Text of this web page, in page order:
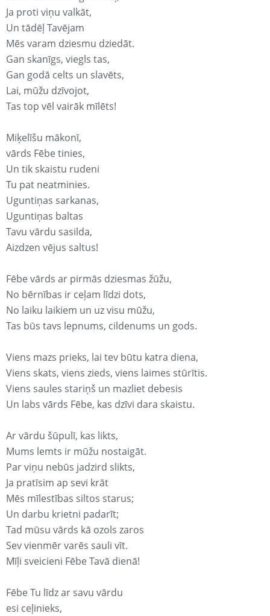
Ja proti viņu valkāt,
Un tādēļ Tavējam
Mēs varam dziesmu dziedāt.
Gan skanīgs, viegls tas,
Gan godā celts un slavēts,
Lai, mūžu dzīvojot,
Tas top vēl vairāk mīlēts!
Miķelīšu mākonī,
vārds Fēbe tinies,
Un tik skaistu rudeni
Tu pat neatminies.
Uguntiņas sarkanas,
Uguntiņas baltas
Tavu vārdu sasilda,
Aizdzen vējus saltus!
Fēbe vārds ar pirmās dziesmas žūžu,
No bērnības ir ceļam līdzi dots,
No laiku laikiem un uz visu mūžu,
Tas būs tavs lepnums, cildenums un gods.
Viens mazs prieks, lai tev būtu katra diena,
Viens skats, viens zieds, viens laimes stūrītis.
Viens saules stariņš un mazliet debesis
Un labs vārds Fēbe, kas dzīvi dara skaistu.
Ar vārdu šūpulī, kas likts,
Mums lemts ir mūžu nostaigāt.
Par viņu nebūs jadzird slikts,
Ja pratīsim ap sevi krāt
Mēs mīlestības siltos starus;
Un darbu krietni padarīt;
Tad mūsu vārds kā ozols zaros
Sev vienmēr varēs sauli vīt.
Mīļi sveicieni Fēbe Tavā dienā!
Fēbe Tu līdz ar savu vārdu
esi ceļinieks,